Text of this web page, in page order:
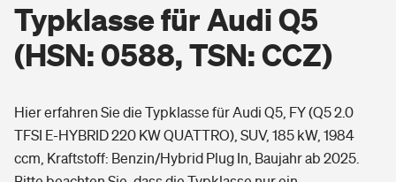
Berufsunfähigkeitsversicherung
Erwerbsunfähigkeitsversicherung
Grundfähigkeitsversicherung
Arbeitsrechtsschutz
Wohnen
Freizeit
Pri­vate Haft­pflicht­
Typklasse für Audi Q5
(HSN: 0588, TSN: CCZ)
Hier erfahren Sie die Typklasse für Audi Q5, FY (Q5 2.0
TFSI E-HYBRID 220 KW QUATTRO), SUV, 185 kW, 1984
ccm, Kraftstoff: Benzin/Hybrid Plug In, Baujahr ab 2025.